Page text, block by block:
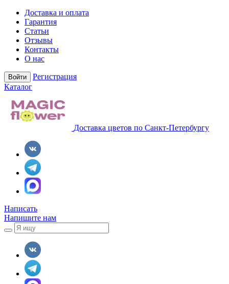
Доставка и оплата
Гарантия
Статьи
Отзывы
Контакты
О нас
Войти
Регистрация
Каталог
Доставка цветов по Санкт-Петербургу
Написать
Напишите нам